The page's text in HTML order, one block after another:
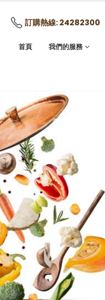
訂購熱線: 24282300
首頁 我們的服務